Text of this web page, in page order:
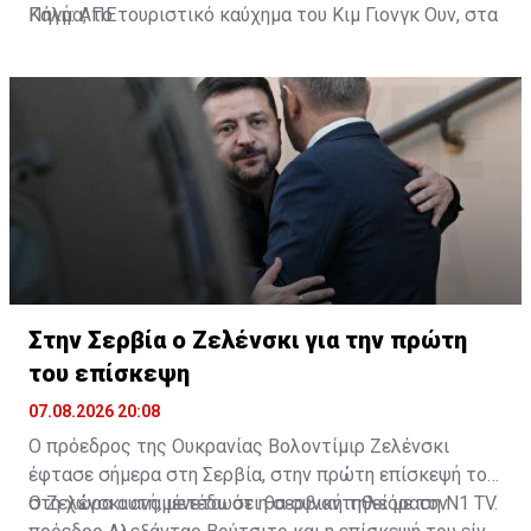
Κάλμα, το τουριστικό καύχημα του Κιμ Γιονγκ Ουν, στα
αναζητούν λίγη δροσιά.
Πηγή: ΑΠΕ
Στην Σερβία ο Ζελένσκι για την πρώτη
του επίσκεψη
07.08.2026 20:08
Ο πρόεδρος της Ουκρανίας Βολοντίμιρ Ζελένσκι
έφτασε σήμερα στη Σερβία, στην πρώτη επίσκεψή του
στη χώρα αυτή, μετέδωσε η σερβική τηλεόραση N1 TV.
Ο Ζελένσκι αναμένεται ότι θα συναντηθεί με τον